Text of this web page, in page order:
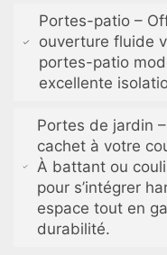
Portes-patio –
ouverture fluide
portes-patio
excellente
Portes de jardin
cachet à votre
À battant ou
pour s’intégrer
espace tout en
durabilité.